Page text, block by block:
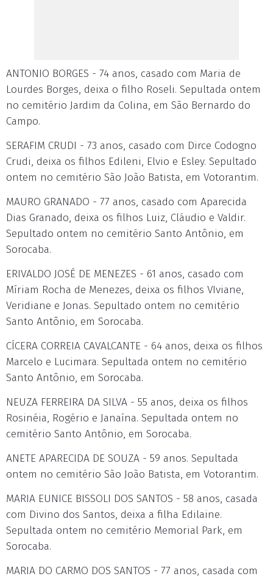
ANTONIO BORGES - 74 anos, casado com Maria de
Lourdes Borges, deixa o filho Roseli. Sepultada ontem
no cemitério Jardim da Colina, em São Bernardo do
Campo.
SERAFIM CRUDI - 73 anos, casado com Dirce Codogno
Crudi, deixa os filhos Edileni, Elvio e Esley. Sepultado
ontem no cemitério São João Batista, em Votorantim.
MAURO GRANADO - 77 anos, casado com Aparecida
Dias Granado, deixa os filhos Luiz, Cláudio e Valdir.
Sepultado ontem no cemitério Santo Antônio, em
Sorocaba.
ERIVALDO JOSÉ DE MENEZES - 61 anos, casado com
Míriam Rocha de Menezes, deixa os filhos VIviane,
Veridiane e Jonas. Sepultado ontem no cemitério
Santo Antônio, em Sorocaba.
CÍCERA CORREIA CAVALCANTE - 64 anos, deixa os filhos
Marcelo e Lucimara. Sepultada ontem no cemitério
Santo Antônio, em Sorocaba.
NEUZA FERREIRA DA SILVA - 55 anos, deixa os filhos
Rosinéia, Rogério e Janaína. Sepultada ontem no
cemitério Santo Antônio, em Sorocaba.
ANETE APARECIDA DE SOUZA - 59 anos. Sepultada
ontem no cemitério São João Batista, em Votorantim.
MARIA EUNICE BISSOLI DOS SANTOS - 58 anos, casada
com Divino dos Santos, deixa a filha Edilaine.
Sepultada ontem no cemitério Memorial Park, em
Sorocaba.
MARIA DO CARMO DOS SANTOS - 77 anos, casada com